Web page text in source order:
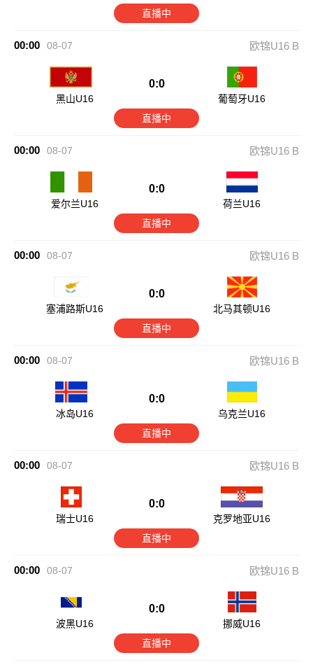
直播中
00:00 08-07 欧锦U16 B
黑山U16
0:0
葡萄牙U16
直播中
00:00 08-07 欧锦U16 B
爱尔兰U16
0:0
荷兰U16
直播中
00:00 08-07 欧锦U16 B
塞浦路斯U16
0:0
北马其顿U16
直播中
00:00 08-07 欧锦U16 B
冰岛U16
0:0
乌克兰U16
直播中
00:00 08-07 欧锦U16 B
瑞士U16
0:0
克罗地亚U16
直播中
00:00 08-07 欧锦U16 B
波黑U16
0:0
挪威U16
直播中